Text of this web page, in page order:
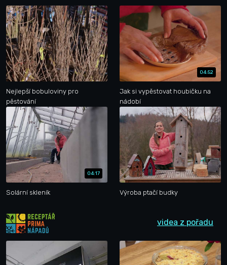
Nejlepší bobuloviny pro
pěstování
04:52
Jak si vypěstovat houbičku na
nádobí
04:17
Solární skleník Výroba ptačí budky
videa z pořadu